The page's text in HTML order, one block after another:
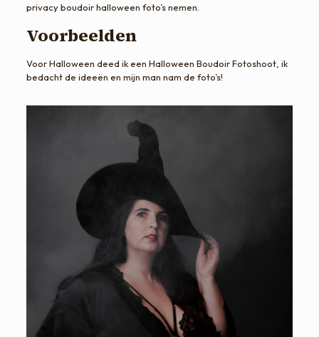
privacy boudoir halloween foto’s nemen.
Voorbeelden
Voor Halloween deed ik een Halloween Boudoir Fotoshoot, ik
bedacht de ideeën en mijn man nam de foto’s!